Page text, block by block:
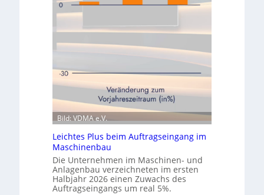
w
i
t
u
a
r
a
l
m
c
ö
f
f
n
e
t
N
i
e
d
Bild: VDMA e.V.
Leichtes Plus beim Auftragseingang im
Maschinenbau
Die Unternehmen im Maschinen- und
Anlagenbau verzeichneten im ersten
Halbjahr 2026 einen Zuwachs des
Auftragseingangs um real 5%.